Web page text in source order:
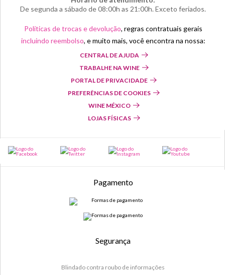
De segunda a sábado de 08:00h as 21:00h. Exceto feriados.
Políticas de trocas e devolução, regras contratuais gerais
incluindo reembolso, e muito mais, você encontra na nossa:
CENTRAL DE AJUDA
TRABALHE NA WINE
PORTAL DE PRIVACIDADE
PREFERÊNCIAS DE COOKIES
WINE MÉXICO
LOJAS FÍSICAS
Pagamento
Segurança
Blindado contra roubo de informações